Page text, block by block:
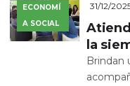
ECONOMÍ
A SOCIAL
31/12/
la
Brindan